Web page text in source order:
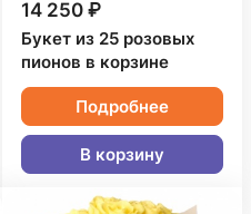
14 250 ₽
Букет из 25 розовых
пионов в корзине
Подробнее
В корзину